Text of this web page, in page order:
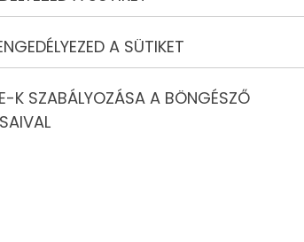
az idő túlnyomó részében alszanak is.
is mozogni.
A SÜTIKET
K SZABÁLYOZÁSA A BÖNGÉSZŐ